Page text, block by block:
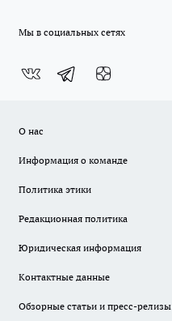
Мы в социальных сетях
О нас
Информация о команде
Политика этики
Редакционная политика
Юридическая информация
Контактные данные
Обзорные статьи и пресс-релизы